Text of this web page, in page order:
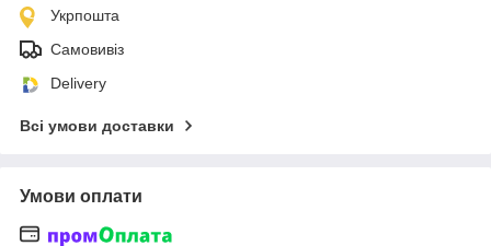
Укрпошта
Самовивіз
Delivery
Всі умови доставки
Умови оплати